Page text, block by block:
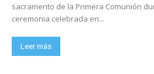
sacramento de la Primera Comunión
ceremonia celebrada en...
Leer más